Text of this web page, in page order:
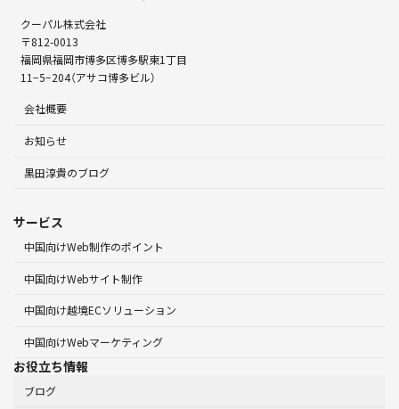
クーパル株式会社
〒812-0013
福岡県福岡市博多区博多駅東1丁目
11−5−204（アサコ博多ビル）
会社概要
お知らせ
黒田淳貴のブログ
サービス
中国向けWeb制作のポイント
中国向けWebサイト制作
中国向け越境ECソリューション
中国向けWebマーケティング
お役立ち情報
ブログ